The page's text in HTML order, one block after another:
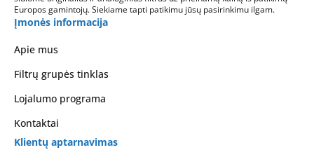
Europos gamintojų. Siekiame tapti patikimu jūsų pasirinkimu ilgam.
Įmonės informacija
Apie mus
Filtrų grupės tinklas
Lojalumo programa
Kontaktai
Klientų aptarnavimas